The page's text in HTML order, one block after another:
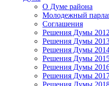
О Думе района
Молодежный
Соглашения
Решения Думы 2012
Решения Думы
Решения Думы
Решения Думы
Решения Думы
Решения Думы
Решения Думы